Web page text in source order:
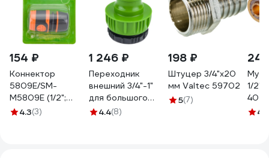
154 ₽
Коннектор
5809Е/SM-
M5809E (1/2";
мягкий пластик)
4.3(3)
1 246 ₽
Переходник
внешний 3/4"-1"
для большого
объема воды USP
4.4(8)
198 ₽
Штуцер 3/4"х20
мм Valtec 59702
5(7)
1/2"
4.7